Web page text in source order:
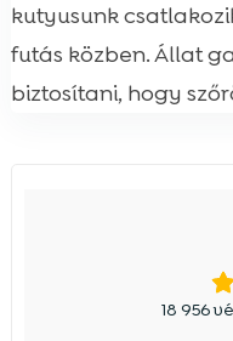
kutyusunk
futás közben. Állat
biztosítani, hogy
18 956